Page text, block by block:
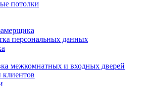
потолки
персональных данных
межкомнатных и входных дверей